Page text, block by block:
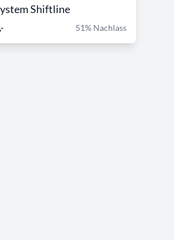
Shiftline
51% Nachlass